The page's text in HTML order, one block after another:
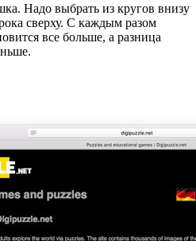
Надо выбрать из кругов внизу
сверху. С каждым разом
все больше, а разница